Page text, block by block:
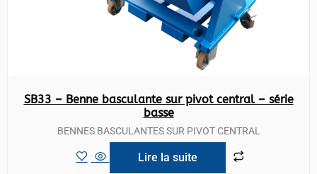
SB33 – Benne basculante sur pivot central – série
basse
BENNES BASCULANTES SUR PIVOT CENTRAL
Lire la suite